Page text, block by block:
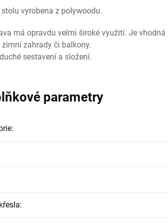
stolu vyrobena z polywoodu.
má opravdu velmi široké využití. Je
zimní zahrady či balkony.
sestavení a složení.
parametry
:
: